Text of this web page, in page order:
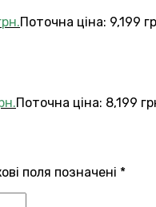
Поточна ціна: 9,199
Поточна ціна: 8,199
поля позначені *